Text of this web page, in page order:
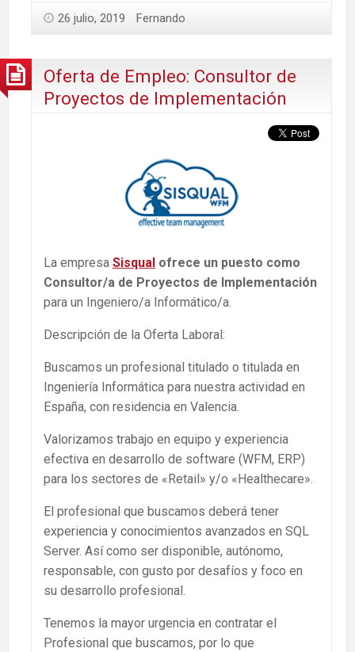
26 julio, 2019 Fernando
Oferta de Empleo: Consultor de
Proyectos de Implementación
La empresa Sisqual ofrece un puesto como
Consultor/a de Proyectos de Implementación
para un Ingeniero/a Informático/a.
Descripción de la Oferta Laboral:
Buscamos un profesional titulado o titulada en
Ingeniería Informática para nuestra actividad en
España, con residencia en Valencia.
Valorizamos trabajo en equipo y experiencia
efectiva en desarrollo de software (WFM, ERP)
para los sectores de «Retail» y/o «Healthecare».
El profesional que buscamos deberá tener
experiencia y conocimientos avanzados en SQL
Server. Así como ser disponible, autónomo,
responsable, con gusto por desafíos y foco en
su desarrollo profesional.
Tenemos la mayor urgencia en contratar el
Profesional que buscamos, por lo que